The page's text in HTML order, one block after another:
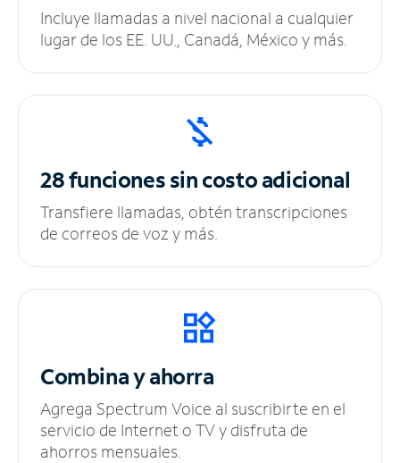
Incluye llamadas a nivel nacional a cualquier
lugar de los EE. UU., Canadá, México y más.
28 funciones sincosto adicional
Transfiere llamadas, obtén transcripciones
de correos de voz y más.
Combina y ahorra
Agrega Spectrum Voice al suscribirte en el
servicio de Internet o TV y disfruta de
ahorros mensuales.